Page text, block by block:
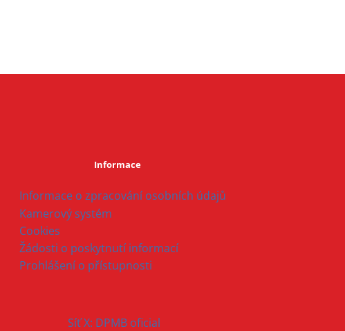
Informace
Informace o zpracování osobních údajů
Kamerový systém
Cookies
Žádosti o poskytnutí informací
Prohlášení o přístupnosti
Síť X: DPMB oficial